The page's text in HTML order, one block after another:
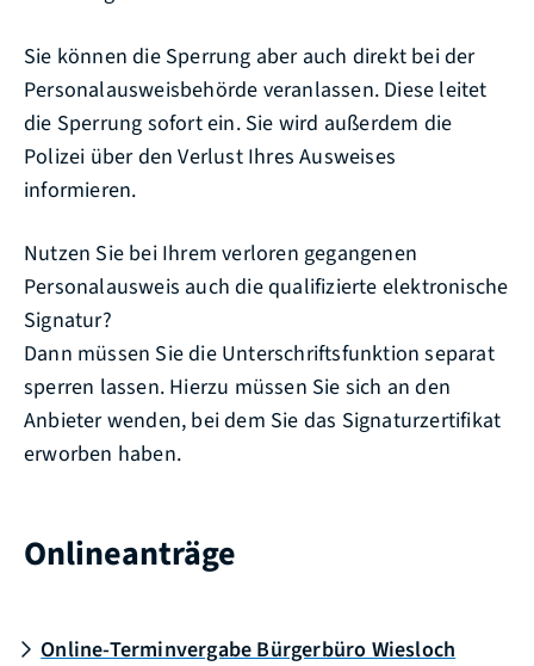
Sie können die Sperrung aber auch direkt bei der
Personalausweisbehörde veranlassen. Diese leitet
die Sperrung sofort ein. Sie wird außerdem die
Polizei über den Verlust Ihres Ausweises
informieren.
Nutzen Sie bei Ihrem verloren gegangenen
Personalausweis auch diequalifizierte elektronische
Signatur?
Dann müssen Sie die Unterschriftsfunktion separat
sperren lassen. Hierzu müssen Sie sich an den
Anbieter wenden, bei dem Sie das Signaturzertifikat
erworben haben.
Onlineanträge
Online-Terminvergabe Bürgerbüro Wiesloch